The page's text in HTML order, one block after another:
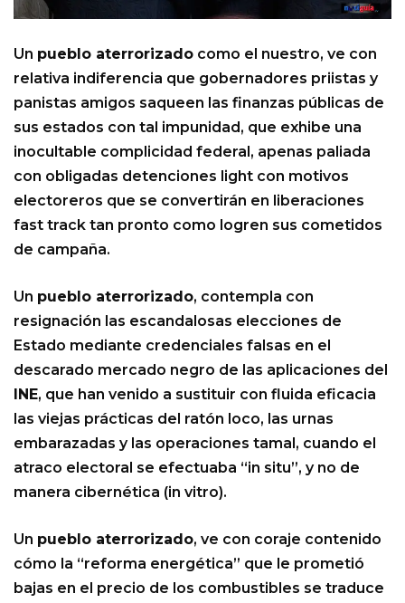
Un pueblo aterrorizado como el nuestro, ve con
relativa indiferencia que gobernadores priistas y
panistas amigos saqueen las finanzas públicas de
sus estados con tal impunidad, que exhibe una
inocultable complicidad federal, apenas paliada
con obligadas detenciones light con motivos
electoreros que se convertirán en liberaciones
fast track tan pronto como logren sus cometidos
de campaña.
Un pueblo aterrorizado, contempla con
resignación las escandalosas elecciones de
Estado mediante credenciales falsas en el
descarado mercado negro de las aplicaciones del
INE, que han venido a sustituir con fluida eficacia
las viejas prácticas del ratón loco, las urnas
embarazadas y las operaciones tamal, cuando el
atraco electoral se efectuaba “in situ”, y no de
manera cibernética (in vitro).
Un pueblo aterrorizado, ve con coraje contenido
cómo la “reforma energética” que le prometió
bajas en el precio de los combustibles se traduce